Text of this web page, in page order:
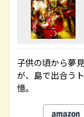
子供の頃から夢
が、島で出合う
憶。